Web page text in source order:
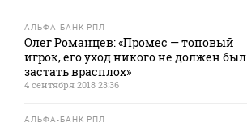
АЛЬФА-БАНК РПЛ
Олег Романцев: «Промес — топовый
игрок, его уход никого не должен был
застать врасплох»
4 сентября 2018 23:36
АЛЬФА-БАНК РПЛ